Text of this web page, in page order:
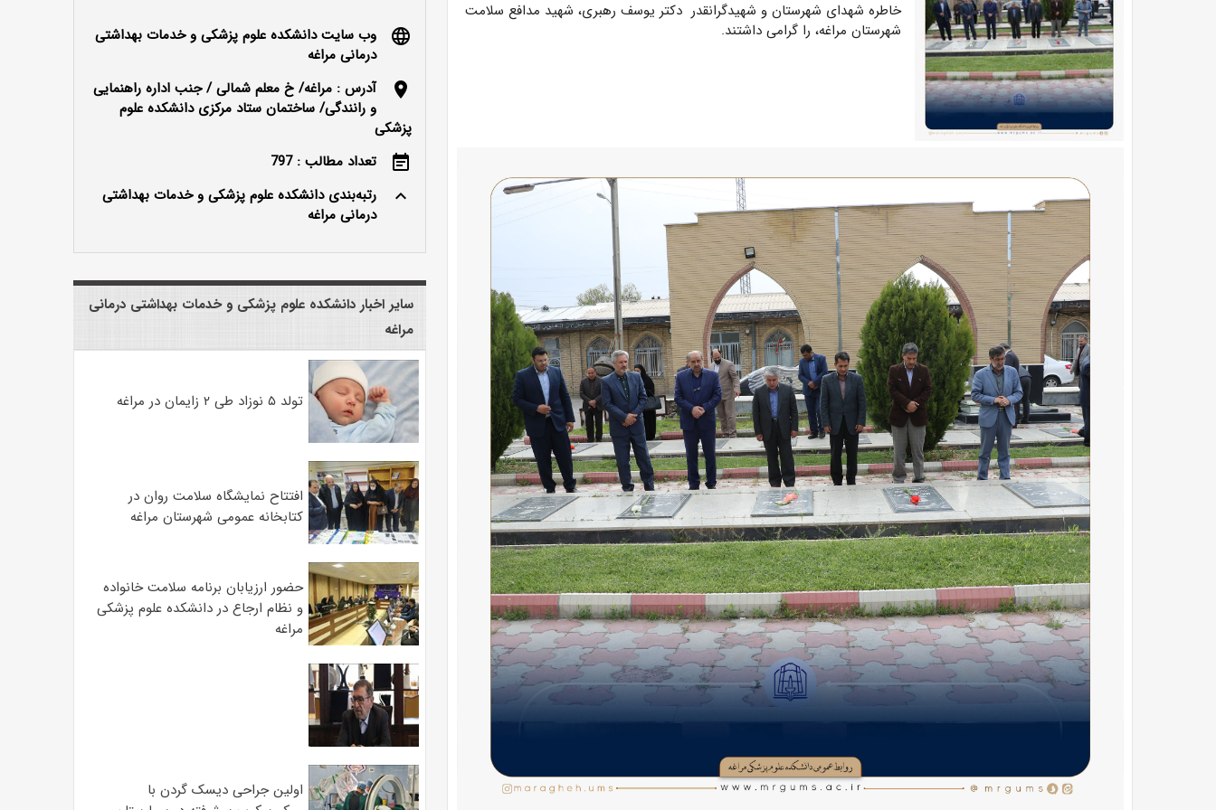
خاطره شهدای شهرستان و شهیدگرانقدر دکتر یوسف رهبری، شهید مدافع سلامت
شهرستان مراغه، را گرامی داشتند.
language
وب سایت دانشکده علوم پزشکی و خدمات بهداشتی
درمانی مراغه
location_on
آدرس : مراغه/ خ معلم شمالی / جنب اداره راهنمایی
و رانندگی/ ساختمان ستاد مرکزی دانشکده علوم
پزشکی
event_note
تعداد مطالب : 797
keyboard_arrow_up
رتبه‌بندی دانشکده علوم پزشکی و خدمات بهداشتی
درمانی مراغه
سایر اخبار دانشکده علوم پزشکی و خدمات بهداشتی درمانی
مراغه
تولد ۵ نوزاد طی ۲ زایمان در مراغه
افتتاح نمایشگاه سلامت روان در
کتابخانه عمومی شهرستان مراغه
حضور ارزیابان برنامه سلامت خانواده
و نظام ارجاع در دانشکده علوم پزشکی
مراغه
اولین جراحی دیسک گردن با